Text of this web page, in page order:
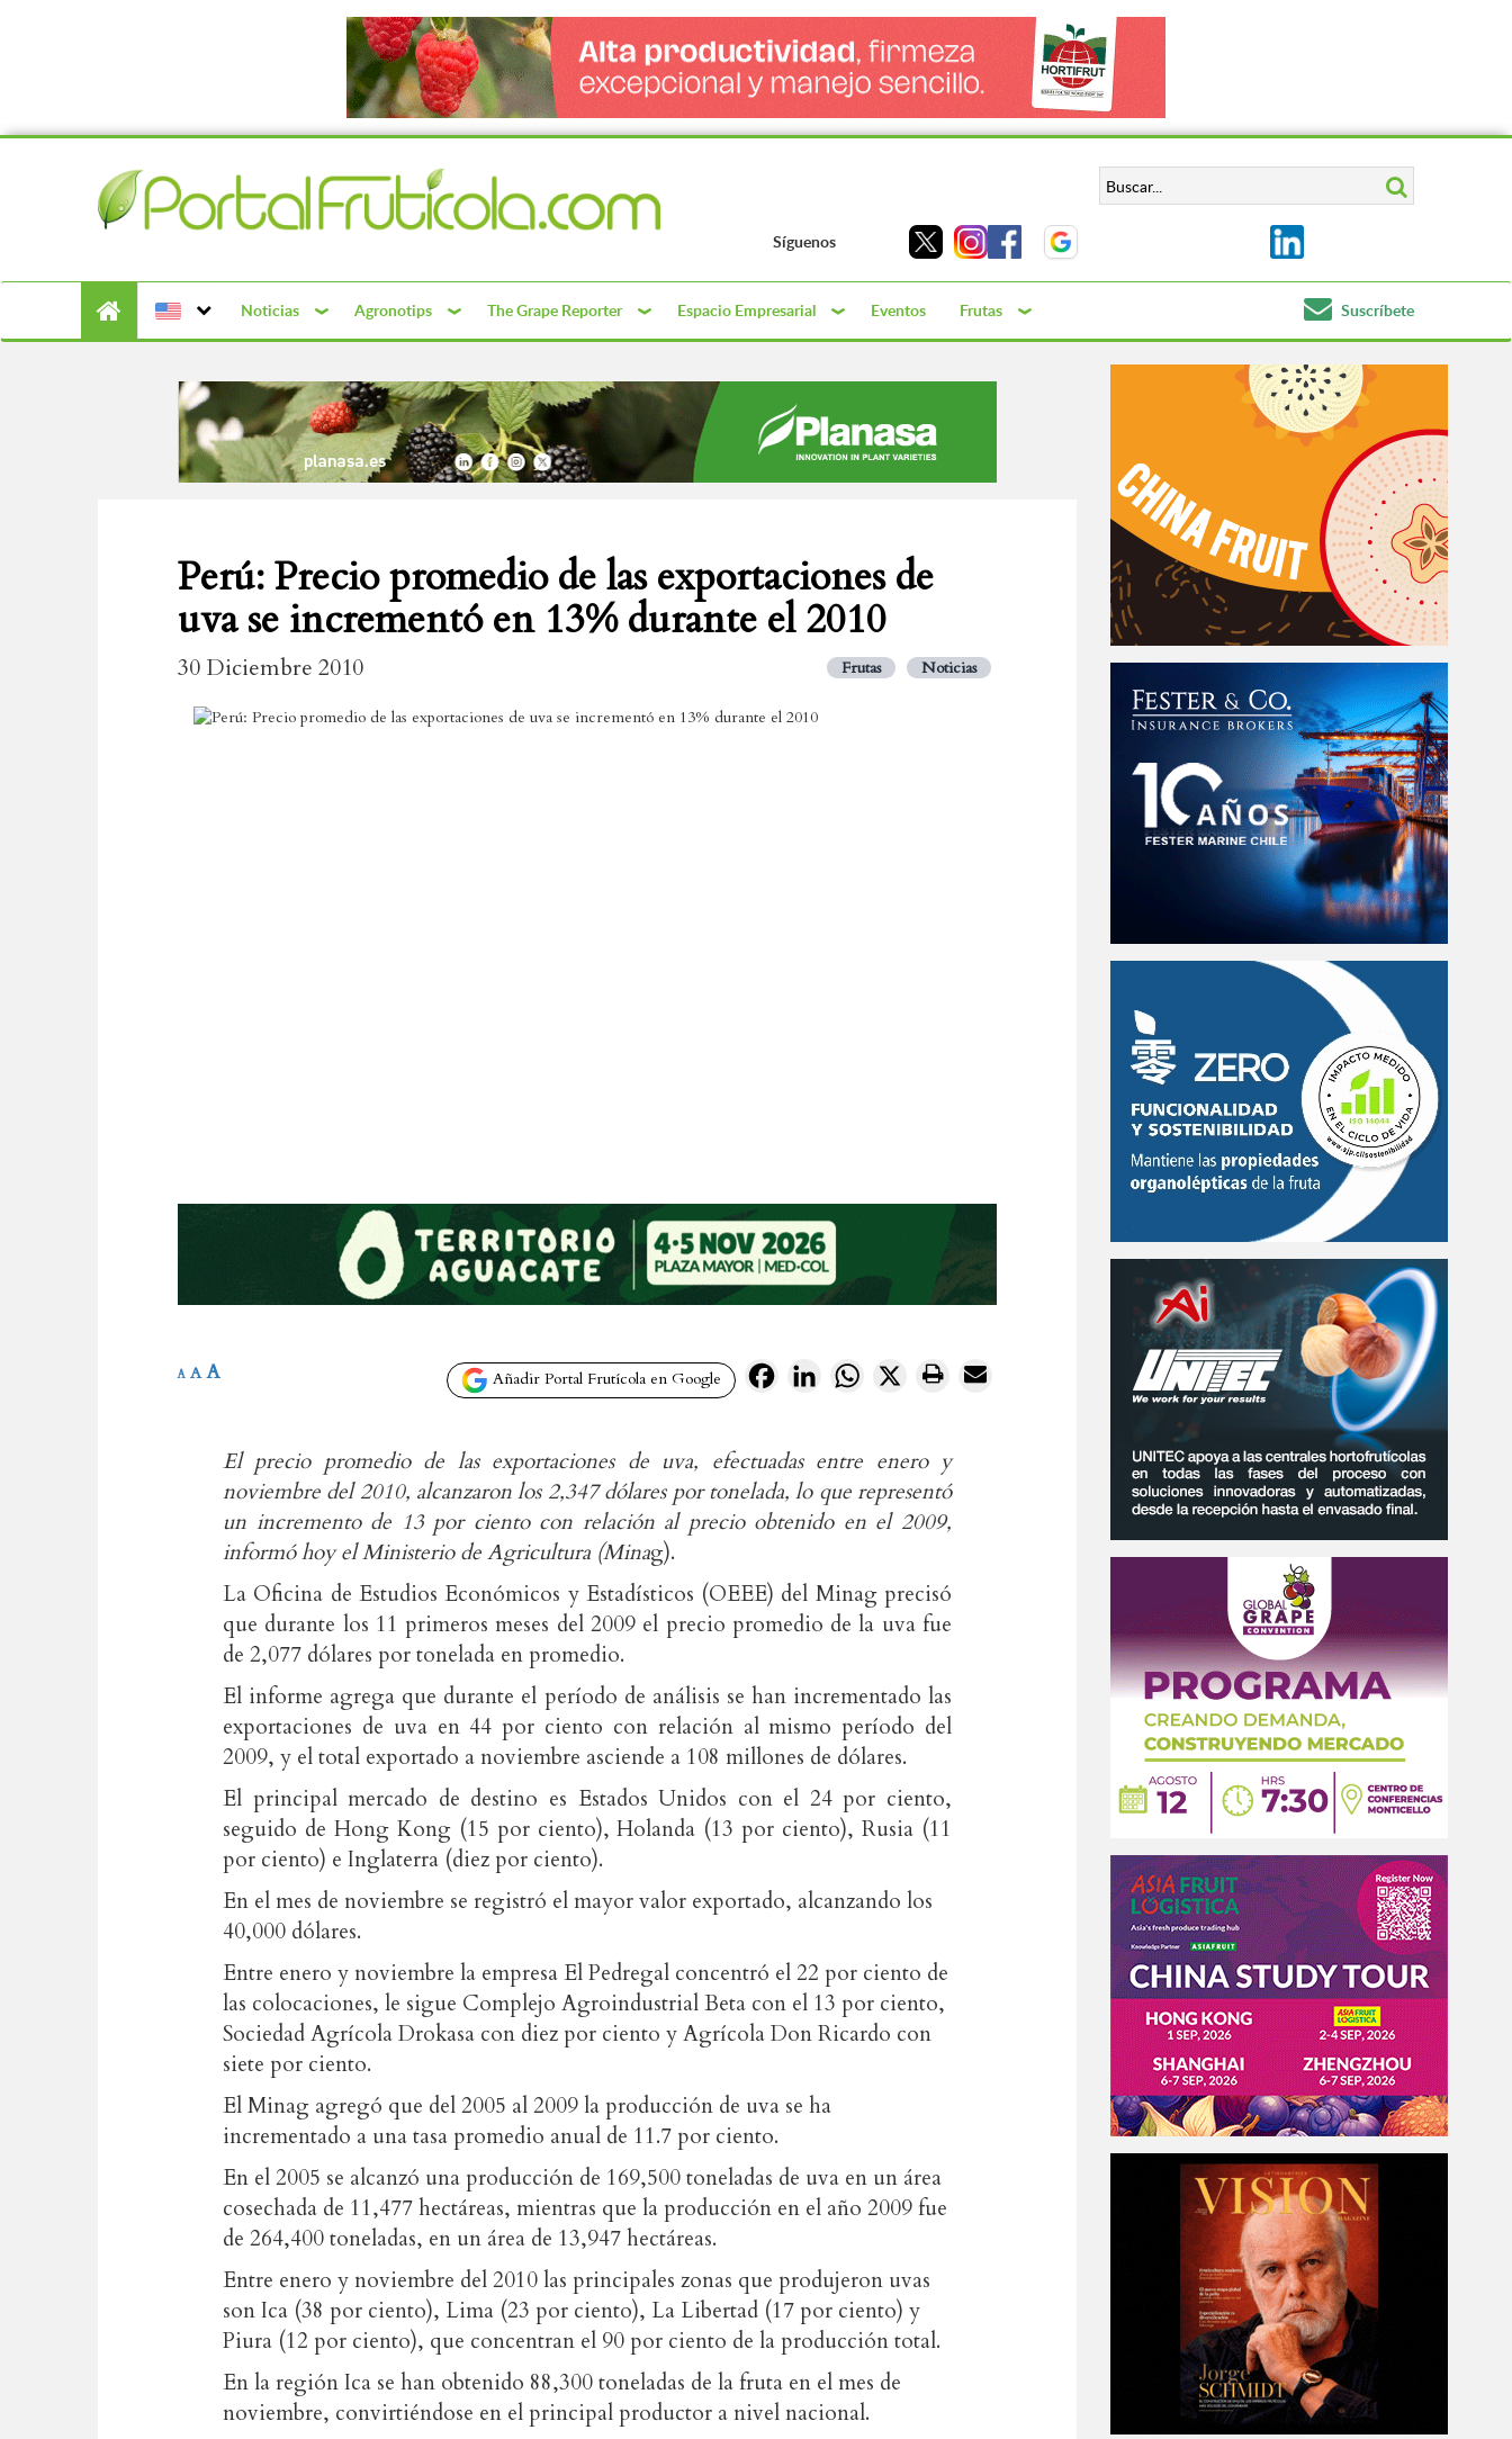
Síguenos
Noticias Agronotips The Grape Reporter Espacio Empresarial Eventos Frutas Suscríbete
Perú: Precio promedio de las exportaciones de
uva se incrementó en 13% durante el 2010
30 Diciembre 2010 Frutas Noticias
Añadir Portal Frutícola en Google FacebookLinkedInWhatsApp
X
A A A
El precio promedio de las exportaciones de uva, efectuadas entre enero y
noviembre del 2010, alcanzaron los 2,347 dólares por tonelada, lo que representó
un incremento de 13 por ciento con relación al precio obtenido en el 2009,
informó hoy el Ministerio de Agricultura (Minag).
La Oficina de Estudios Económicos y Estadísticos (OEEE) del Minag precisó
que durante los 11 primeros meses del 2009 el precio promedio de la uva fue
de 2,077 dólares por tonelada en promedio.
El informe agrega que durante el período de análisis se han incrementado las
exportaciones de uva en 44 por ciento con relación al mismo período del
2009, y el total exportado a noviembre asciende a 108 millones de dólares.
El principal mercado de destino es Estados Unidos con el 24 por ciento,
seguido de Hong Kong (15 por ciento), Holanda (13 por ciento), Rusia (11
por ciento) e Inglaterra (diez por ciento).
En el mes de noviembre se registró el mayor valor exportado, alcanzando los
40,000 dólares.
Entre enero y noviembre la empresa El Pedregal concentró el 22 por ciento de
las colocaciones, le sigue Complejo Agroindustrial Beta con el 13 por ciento,
Sociedad Agrícola Drokasa con diez por ciento y Agrícola Don Ricardo con
siete por ciento.
El Minag agregó que del 2005 al 2009 la producción de uva se ha
incrementado a una tasa promedio anual de 11.7 por ciento.
En el 2005 se alcanzó una producción de 169,500 toneladas de uva en un área
cosechada de 11,477 hectáreas, mientras que la producción en el año 2009 fue
de 264,400 toneladas, en un área de 13,947 hectáreas.
Entre enero y noviembre del 2010 las principales zonas que produjeron uvas
son Ica (38 por ciento), Lima (23 por ciento), La Libertad (17 por ciento) y
Piura (12 por ciento), que concentran el 90 por ciento de la producción total.
En la región Ica se han obtenido 88,300 toneladas de la fruta en el mes de
noviembre, convirtiéndose en el principal productor a nivel nacional.